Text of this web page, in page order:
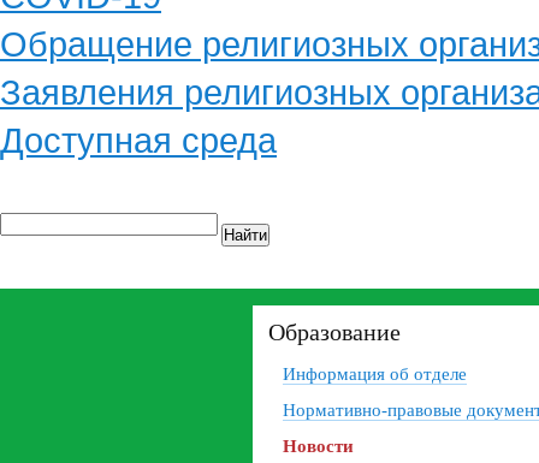
Обращение религиозных
Заявления религиозных
Доступная среда
Найти
Образование
Информация об отделе
Нормативно-правовые
Новости